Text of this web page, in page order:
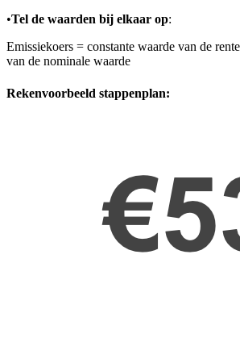
•Tel de waarden bij elkaar op:
Emissiekoers = constante waarde van de
van de nominale waarde
Rekenvoorbeeld stappenplan: